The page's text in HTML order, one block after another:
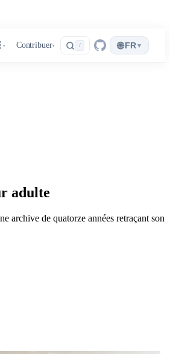
▾ Contribuer▾ / 🌐FR ▾
adulte
archive de quatorze années retraçant son